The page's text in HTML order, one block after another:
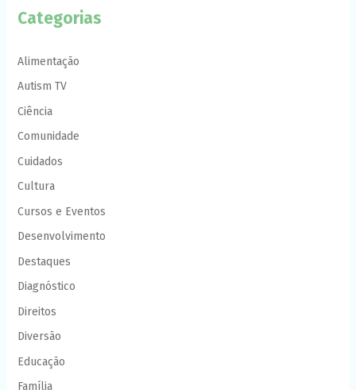
Categorias
Alimentação
Autism TV
Ciência
Comunidade
Cuidados
Cultura
Cursos e Eventos
Desenvolvimento
Destaques
Diagnóstico
Direitos
Diversão
Educação
Família